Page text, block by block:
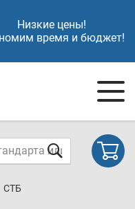
Низкие цены!
время и бюджет!
СТБ